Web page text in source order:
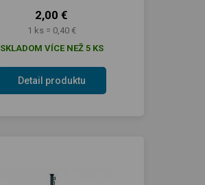
2,00 €
1 ks = 0,40 €
SKLADOM VÍCE NEŽ 5 KS
Detail produktu